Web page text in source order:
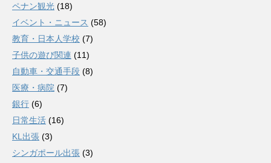
ペナン観光 (18)
イベント・ニュース (58)
教育・日本人学校 (7)
子供の遊び関連 (11)
自動車・交通手段 (8)
医療・病院 (7)
銀行 (6)
日常生活 (16)
KL出張 (3)
シンガポール出張 (3)